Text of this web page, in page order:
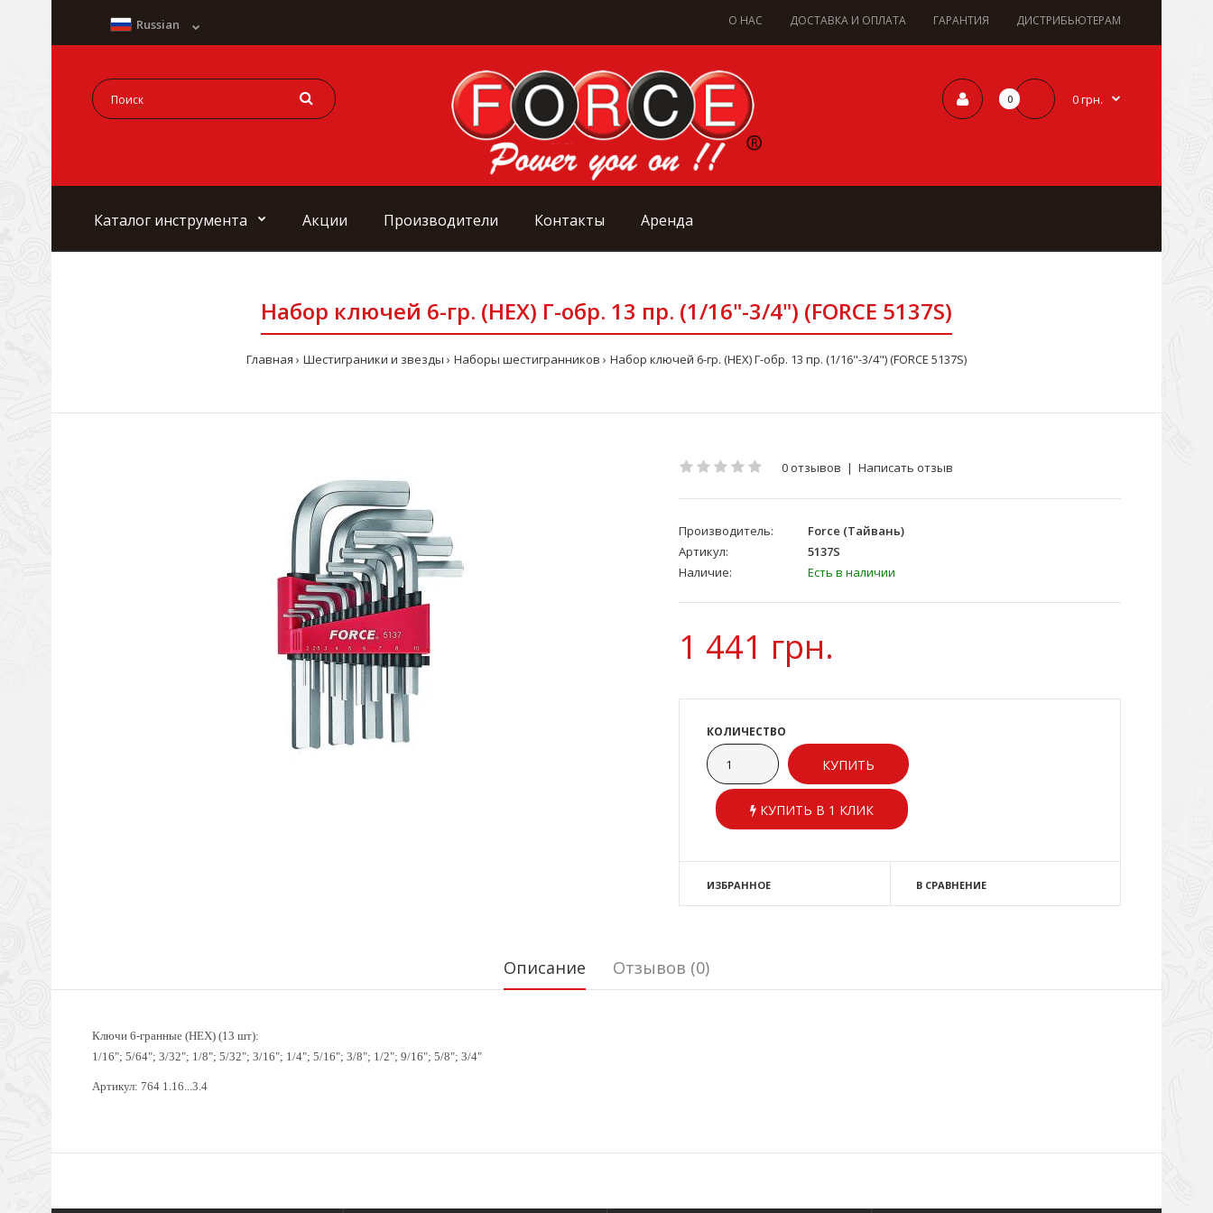
О НАС ДОСТАВКА И ОПЛАТА ГАРАНТИЯ ДИСТРИБЬЮТЕРАМ
Russian
0 0 грн.
Каталог инструмента Акции Производители Контакты Аренда
Набор ключей 6-гр. (HEX) Г-обр. 13 пр. (1/16"-3/4") (FORCE 5137S)
Главная Шестиграники и звезды Наборы шестигранников Набор ключей 6-гр. (HEX) Г-обр. 13 пр. (1/16"-3/4") (FORCE 5137S)
0 отзывов | Написать отзыв
Производитель:
Force (Тайвань)
Артикул:
5137S
Наличие:
Есть в наличии
1 441 грн.
КОЛИЧЕСТВО
КУПИТЬ В 1 КЛИК
ИЗБРАННОЕ В СРАВНЕНИЕ
Описание Отзывов (0)
Ключи 6-гранные (HEX) (13 шт):
1/16"; 5/64"; 3/32"; 1/8"; 5/32"; 3/16"; 1/4"; 5/16"; 3/8"; 1/2"; 9/16"; 5/8"; 3/4"
Артикул: 764 1.16...3.4